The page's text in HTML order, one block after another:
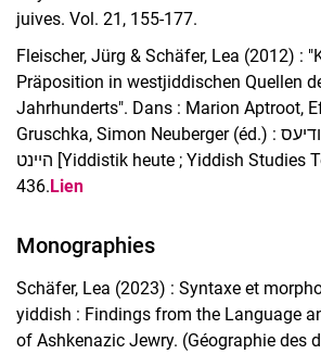
juives. Vol. 21, 155-177.
Fleischer, Jürg & Schäfer, Lea (2012) :
Präposition in westjiddischen Quellen
Jahrhunderts". Dans : Marion Aptroot,
Gruschka, Simon Neuberger (éd.) : לקט .יידישע שטודיעס
היינט [Yiddistik heute ; Yiddish Studies Today], 415-
436.Lien
Monographies
Schäfer, Lea (2023) : Syntaxe et
yiddish : Findings from the Language
of Ashkenazic Jewry. (Géographie des